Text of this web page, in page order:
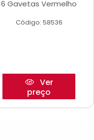
6 Gavetas Vermelho
Código: 58536
Ver
preço